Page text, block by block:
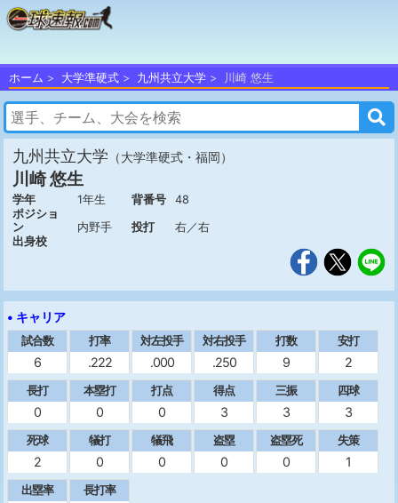
ホーム 大学準硬式 九州共立大学 川崎 悠生
九州共立大学 （大学準硬式・福岡）
川崎 悠生
学年 1年生 背番号
48
ポジショ
ン
内野手 投打
右／右
出身校
• キャリア
試合数
6
打率
.222
対左投手
.000
対右投手
.250
打数
9
安打
2
長打
0
本塁打
0
打点
0
得点
3
三振
3
四球
3
死球
2
犠打
0
犠飛
0
盗塁
0
盗塁死
0
失策
1
出塁率 長打率